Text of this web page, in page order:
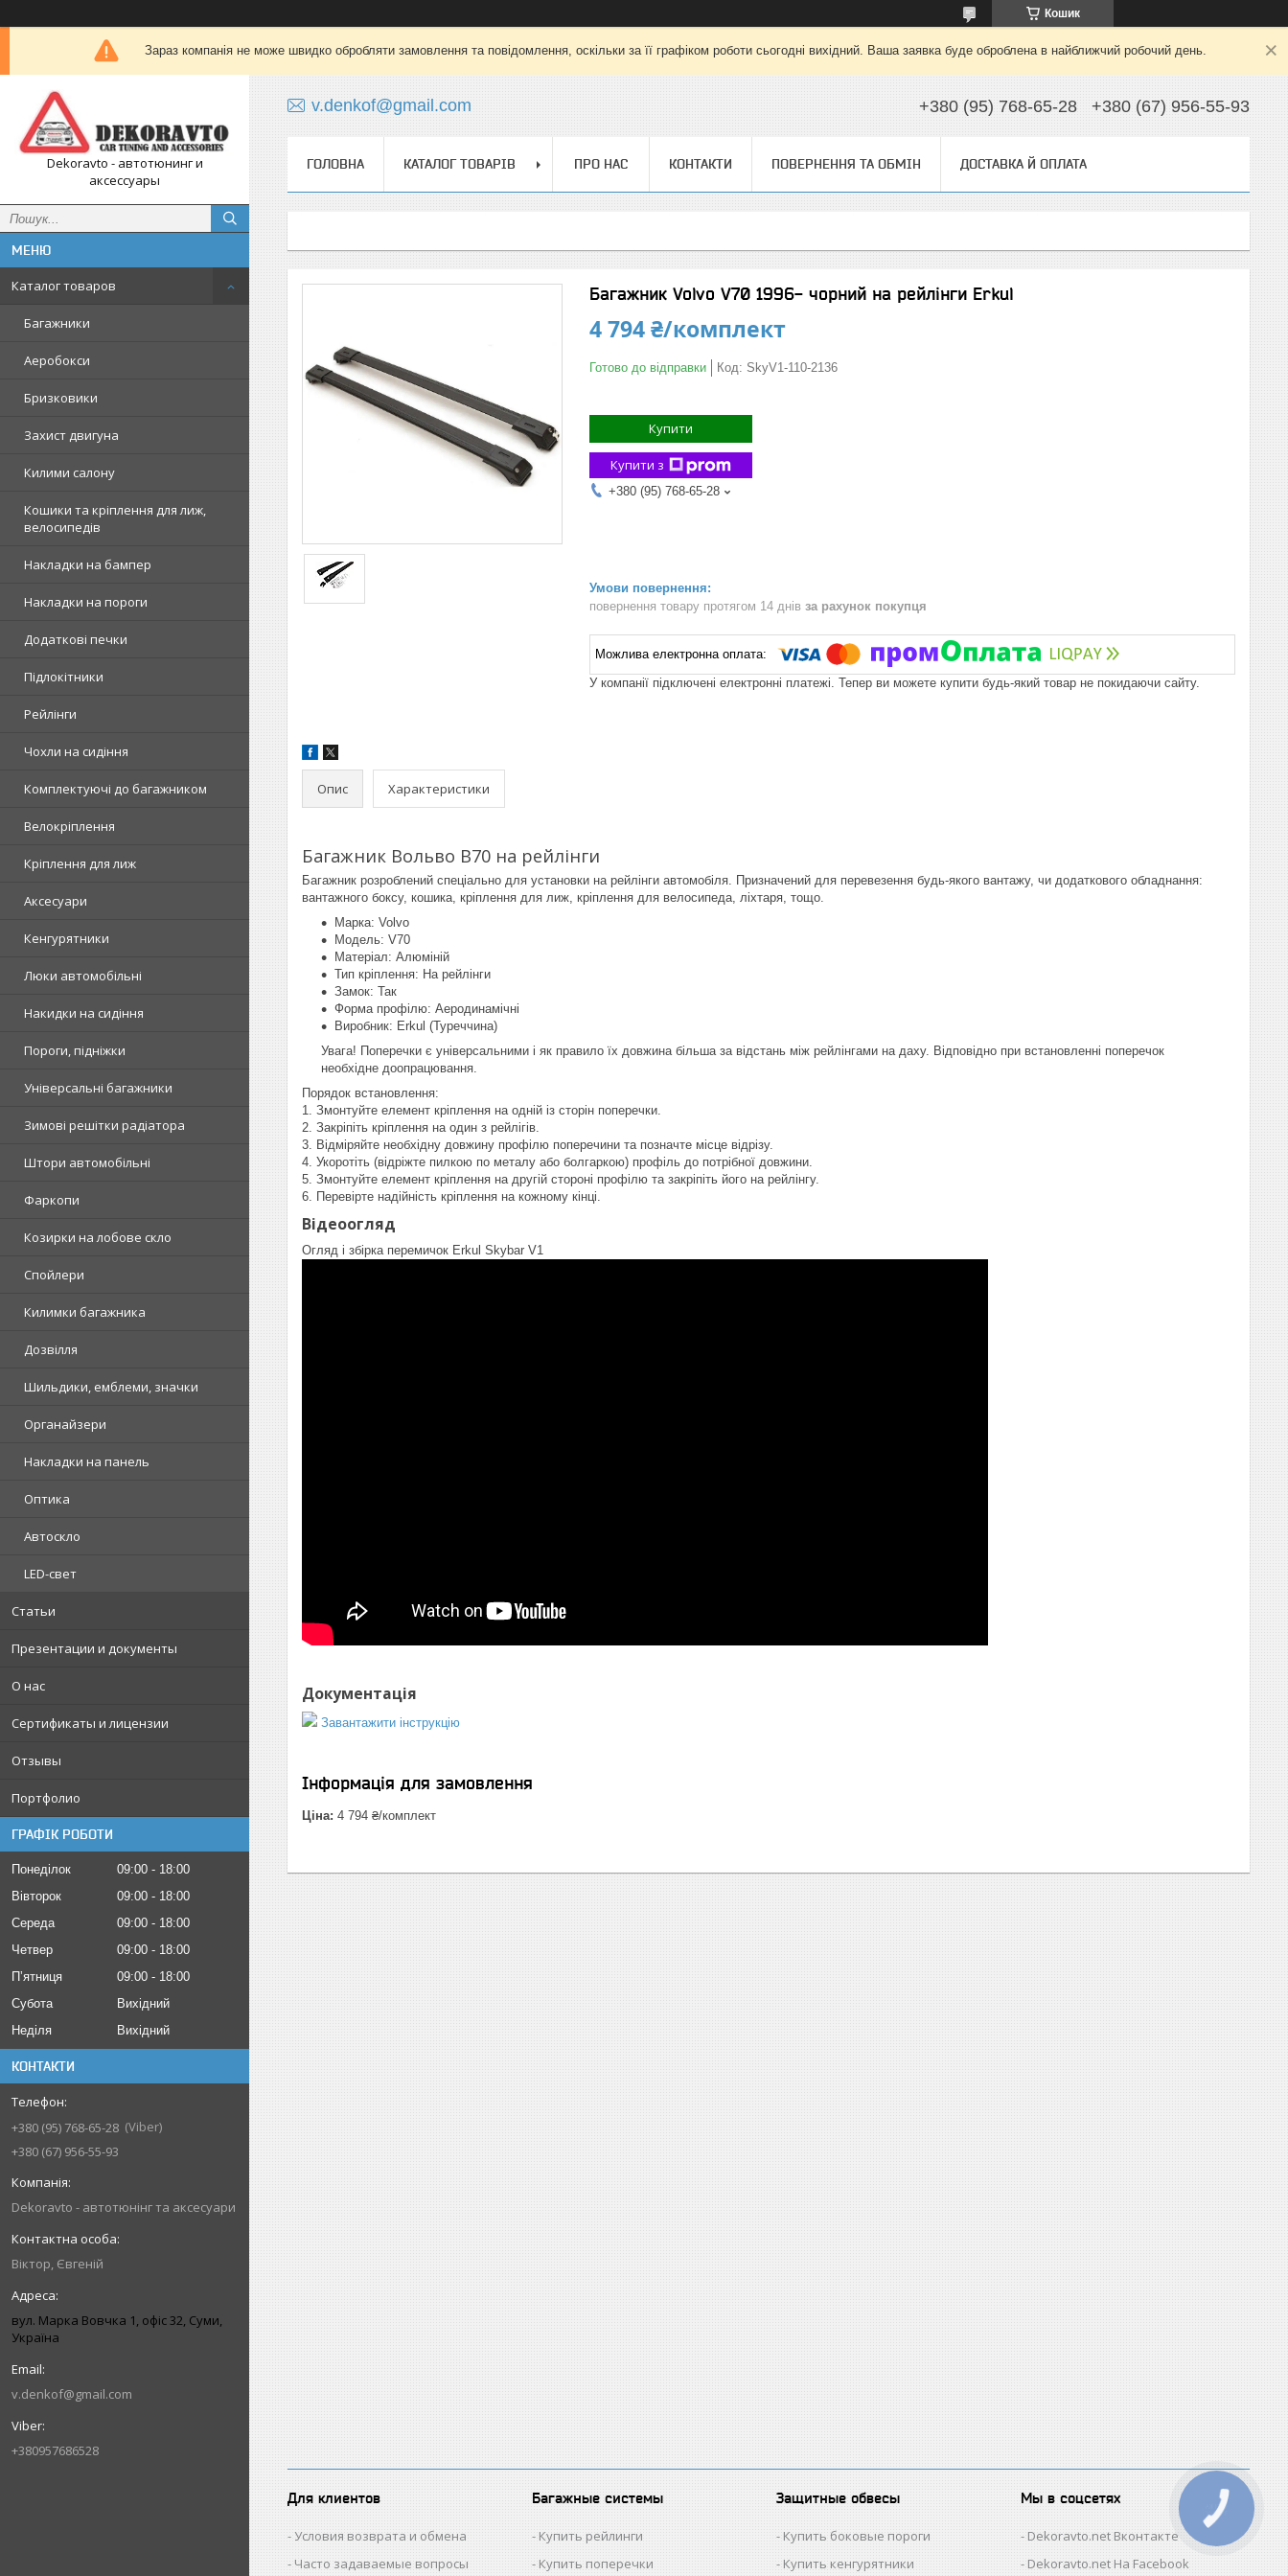
Кошик
Зараз компанія не може швидко обробляти замовлення та повідомлення, оскільки за її графіком роботи сьогодні вихідний. Ваша заявка буде оброблена в найближчий робочий день.
Dekoravto - автотюнинг и
аксессуары
Каталог товаров
Багажники
Аеробокси
Бризковики
Захист двигуна
Килими салону
Кошики та кріплення для лиж,
велосипедів
Накладки на бампер
Накладки на пороги
Додаткові печки
Підлокітники
Рейлінги
Чохли на сидіння
Комплектуючі до багажником
Велокріплення
Кріплення для лиж
Аксесуари
Кенгурятники
Люки автомобільні
Накидки на сидіння
Пороги, підніжки
Універсальні багажники
Зимові решітки радіатора
Штори автомобільні
Фаркопи
Козирки на лобове скло
Спойлери
Килимки багажника
Дозвілля
Шильдики, емблеми, значки
Органайзери
Накладки на панель
Оптика
Автоскло
LED-свет
Статьи
Презентации и документы
О нас
Сертификаты и лицензии
Отзывы
Портфолио
ГРАФІК РОБОТИ
Понеділок 09:00
18:00
Вівторок
09:00
18:00
Середа
09:00
18:00
Четвер
09:00
18:00
Пʼятниця
09:00
18:00
Субота
Вихідний
Неділя
Вихідний
КОНТАКТИ
+380 (95) 768-65-28 Viber
+380 (67) 956-55-93
Dekoravto - автотюнінг та аксесуари
Віктор, Євгеній
вул. Марка Вовчка 1, офіс 32, Суми,
Україна
v.denkof@gmail.com
+380957686528
v.denkof@gmail.com +380 (95) 768-65-28 +380 (67) 956-55-93
ГОЛОВНА КАТАЛОГ ТОВАРІВ ПРО НАС КОНТАКТИ ПОВЕРНЕННЯ ТА ОБМІН ДОСТАВКА Й ОПЛАТА
Багажник Volvo V70 1996- чорний на рейлінги Erkul
4 794 ₴/комплект
Готово до відправки Код: SkyV1-110-2136
Купити
Купити з
+380 (95) 768-65-28
повернення товару протягом 14 днів за рахунок покупця
У компанії підключені електронні платежі. Тепер ви можете купити будь-який товар не покидаючи сайту.
Опис Характеристики
Багажник Вольво В70 на рейлінги
Багажник розроблений спеціально для установки на рейлінги автомобіля. Призначений для перевезення будь-якого вантажу, чи додаткового обладнання:
вантажного боксу, кошика, кріплення для лиж, кріплення для велосипеда, ліхтаря, тощо.
Марка: Volvo
Модель: V70
Матеріал: Алюміній
Тип кріплення: На рейлінги
Замок: Так
Форма профілю: Аеродинамічні
Виробник: Erkul (Туреччина)
Увага! Поперечки є універсальними і як правило їх довжина більша за відстань між рейлінгами на даху. Відповідно при встановленні поперечок
необхідне доопрацювання.
Порядок встановлення:
1. Змонтуйте елемент кріплення на одній із сторін поперечки.
2. Закріпіть кріплення на один з рейлігів.
3. Відміряйте необхідну довжину профілю поперечини та позначте місце відрізу.
4. Укоротіть (відріжте пилкою по металу або болгаркою) профіль до потрібної довжини.
5. Змонтуйте елемент кріплення на другій стороні профілю та закріпіть його на рейлінгу.
6. Перевірте надійність кріплення на кожному кінці.
Відеоогляд
Огляд і збірка перемичок Erkul Skybar V1
Документація
Завантажити інструкцію
Інформація для замовлення
Ціна: 4 794 ₴/комплект
Для клиентов
Условия возврата и обмена
Часто задаваемые вопросы
Багажные системы
Купить рейлинги
Купить поперечки
Защитные обвесы
Купить боковые пороги
Купить кенгурятники
Мы в соцсетях
Dekoravto.net Вконтакте
Dekoravto.net На Facebook